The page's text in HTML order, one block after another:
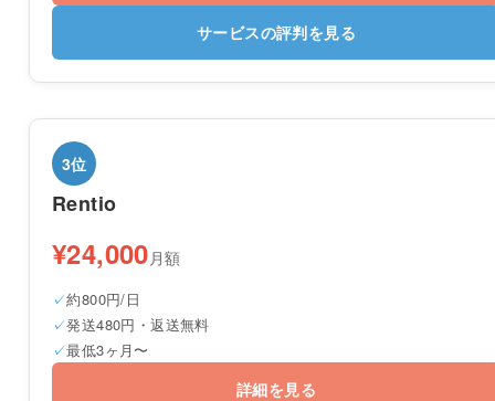
サービスの評判を見る
3位
Rentio
¥24,000 月額
約800円/日
発送480円・返送無料
最低3ヶ月〜
詳細を見る